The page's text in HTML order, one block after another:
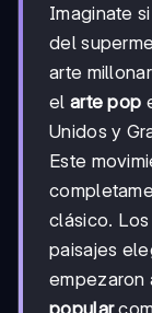
Imaginate
del
arte
el arte pop
Unidos y
Este
clásico.
paisajes
empezaron